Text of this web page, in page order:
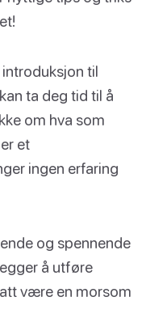
til
ta deg tid til å
om hva som
et
ingen erfaring
og spennende
å utføre
være en morsom